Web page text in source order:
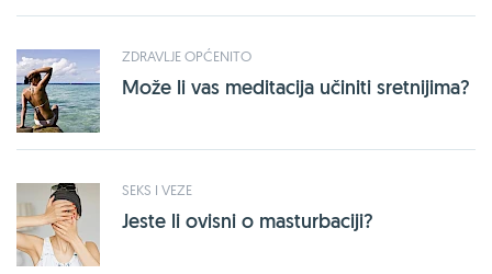
ZDRAVLJE OPĆENITO
Može li vas meditacija učiniti sretnijima?
SEKS I VEZE
Jeste li ovisni o masturbaciji?